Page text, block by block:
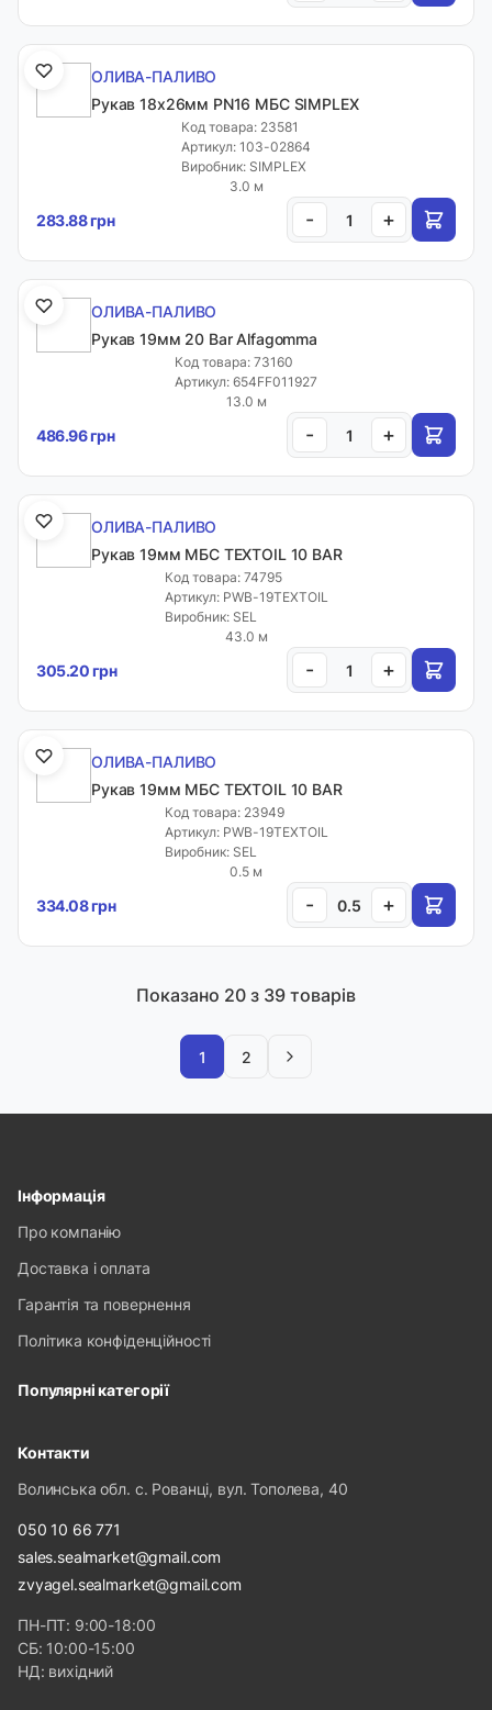
ОЛИВА-ПАЛИВО
Рукав 18х26мм PN16 МБС SIMPLEX
Код товара: 23581
Артикул: 103-02864
Виробник: SIMPLEX
3.0 м
283.88 грн - +
ОЛИВА-ПАЛИВО
Рукав 19мм 20 Bar Alfagomma
Код товара: 73160
Артикул: 654FF011927
13.0 м
486.96 грн - +
ОЛИВА-ПАЛИВО
Рукав 19мм МБС TEXTOIL 10 BAR
Код товара: 74795
Артикул: PWB-19TEXTOIL
Виробник: SEL
43.0 м
305.20 грн - +
ОЛИВА-ПАЛИВО
Рукав 19мм МБС TEXTOIL 10 BAR
Код товара: 23949
Артикул: PWB-19TEXTOIL
Виробник: SEL
0.5 м
334.08 грн - +
Показано 20 з 39 товарів
1 2
Інформація
Про компанію
Доставка і оплата
Гарантія та повернення
Політика конфіденційності
Популярні категорії
Контакти
Волинська обл. с. Рованці, вул. Тополева, 40
050 10 66 771
sales.sealmarket@gmail.com
zvyagel.sealmarket@gmail.com
ПН-ПТ: 9:00-18:00
СБ: 10:00-15:00
НД: вихідний